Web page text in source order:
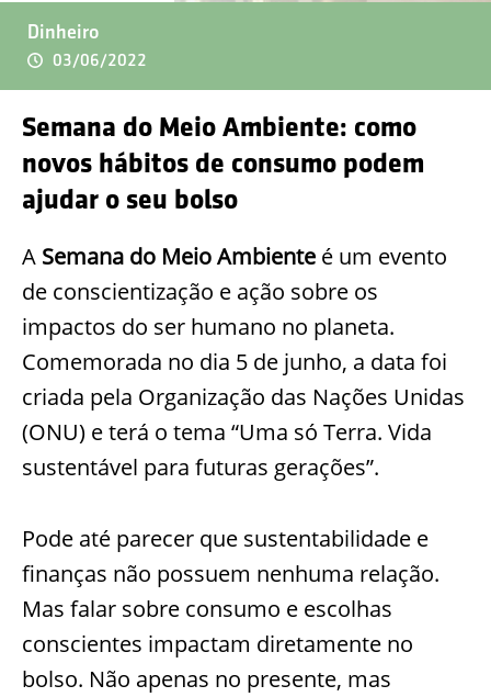
Dinheiro
03/06/2022
Semana do Meio Ambiente: como
novos hábitos de consumo podem
ajudar o seu bolso
A Semana do Meio Ambiente é um evento
de conscientização e ação sobre os
impactos do ser humano no planeta.
Comemorada no dia 5 de junho, a data foi
criada pela Organização das Nações Unidas
(ONU) e terá o tema “Uma só Terra. Vida
sustentável para futuras gerações”.
Pode até parecer que sustentabilidade e
finanças não possuem nenhuma relação.
Mas falar sobre consumo e escolhas
conscientes impactam diretamente no
bolso. Não apenas no presente, mas